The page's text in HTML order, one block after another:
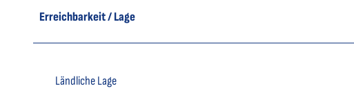
Erreichbarkeit / Lage
Ländliche Lage